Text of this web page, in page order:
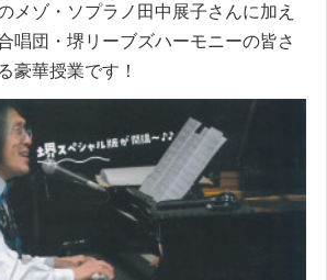
メゾ・ソプラノ田中展子さんに加え
唱団・堺リーブズハーモニーの皆さ
豪華授業です！